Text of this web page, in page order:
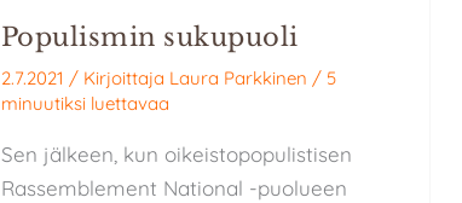
Populismin sukupuoli
2.7.2021 / Kirjoittaja Laura Parkkinen / 5
minuutiksi luettavaa
Sen jälkeen, kun oikeistopopulistisen
Rassemblement National -puolueen